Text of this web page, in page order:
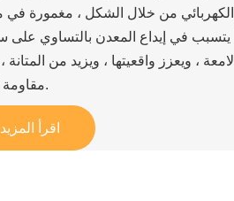
الكهربائي من خلال الشكل ، مغمورة
يتسبب في إيداع المعدن بالتساوي
، ويعزز واقعيتها ، ويزيد من المتانة
مقاومة التآكل.
اقرأ المزيد